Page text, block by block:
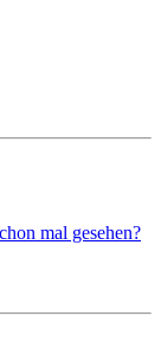
mal gesehen?